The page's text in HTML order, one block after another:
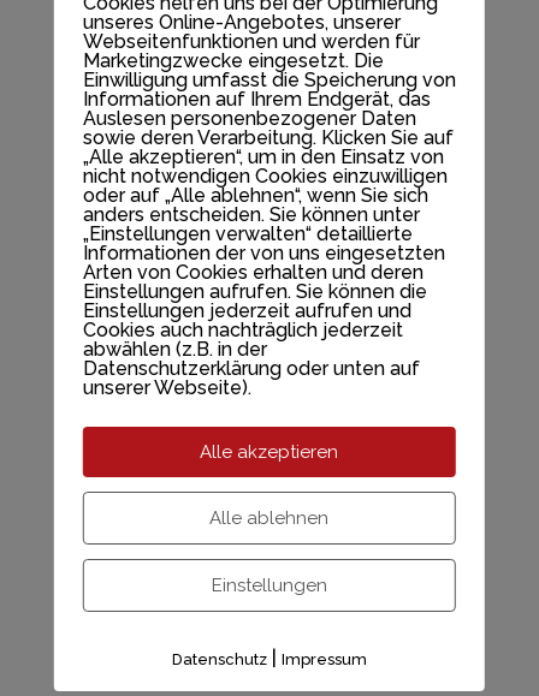
dein klares Ziel. Natürlich brauchst du ein
Ziel vor Augen, am besten ein Großes, das
erstrebenswert ist, dafür zu gehen.
Doch direkt danach kommt dein klares
höheres Selbstbild! Denn das tollste Ziel
nützt dir ​nicht so richtig viel (oder nur mit
harter Arbeit), wenn du dich nicht in die
Persönlichkeit begibst, die in ihrem ganzen
Sein, inkl. ​ihrer positiven Gefühlswelt,
mit dem Ziel auf ​der gleichen Ebene
Diese Persönlichkeit schauen wir uns in
diesem Programm​ genau an. Du wirst in
einem hoch energetischen Raum von
Gleichgesinnten deinem limitierenden
Selbst (=deiner negativen, kleinhaltenden
Sichtweise auf dich selbst) auf die Schliche
kommen und deine höchste Persönlichkeit
unseres Online-Angebotes, unserer
Webseitenfunktionen und werden für
Marketingzwecke eingesetzt. Die
Einwilligung umfasst die Speicherung von
Informationen auf Ihrem Endgerät, das
Auslesen personenbezogener Daten
sowie deren Verarbeitung. Klicken Sie auf
„Alle akzeptieren“, um in den Einsatz von
nicht notwendigen Cookies einzuwilligen
oder auf „Alle ablehnen“, wenn Sie sich
anders entscheiden. Sie können unter
„Einstellungen verwalten“ detaillierte
Informationen der von uns eingesetzten
Arten von Cookies erhalten und deren
Einstellungen aufrufen. Sie können die
Einstellungen jederzeit aufrufen und
Cookies auch nachträglich jederzeit
abwählen (z.B. in der
Datenschutzerklärung oder unten auf
unserer Webseite).
Alle akzeptieren
Alle ablehnen
Einstellungen
Datenschutz| Impressum